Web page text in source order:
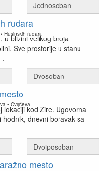
rudara
Husinskih rudara
u blizini velikog broja
Sve prostorije u stanu
.
• Cvijićeva
lokaciji kod Zire. Ugovorna
hodnik, dnevni boravak sa
mesto